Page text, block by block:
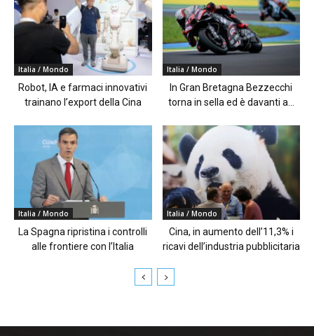
Italia / Mondo
Robot, IA e farmaci innovativi
trainano l’export della Cina
Italia / Mondo
In Gran Bretagna Bezzecchi
torna in sella ed è davanti a...
Italia / Mondo
La Spagna ripristina i controlli
alle frontiere con l’Italia
Italia / Mondo
Cina, in aumento dell’11,3% i
ricavi dell’industria pubblicitaria